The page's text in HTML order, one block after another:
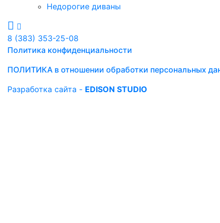
Недорогие диваны
8 (383) 353-25-08
Политика конфиденциальности
ПОЛИТИКА в отношении обработки персональных
Разработка сайта - EDISON STUDIO